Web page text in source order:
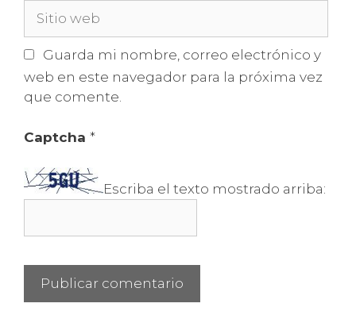
Sitio
Guarda mi nombre, correo electrónico y
web en este navegador para la próxima vez
que comente.
Captcha *
Escriba el texto mostrado arriba: